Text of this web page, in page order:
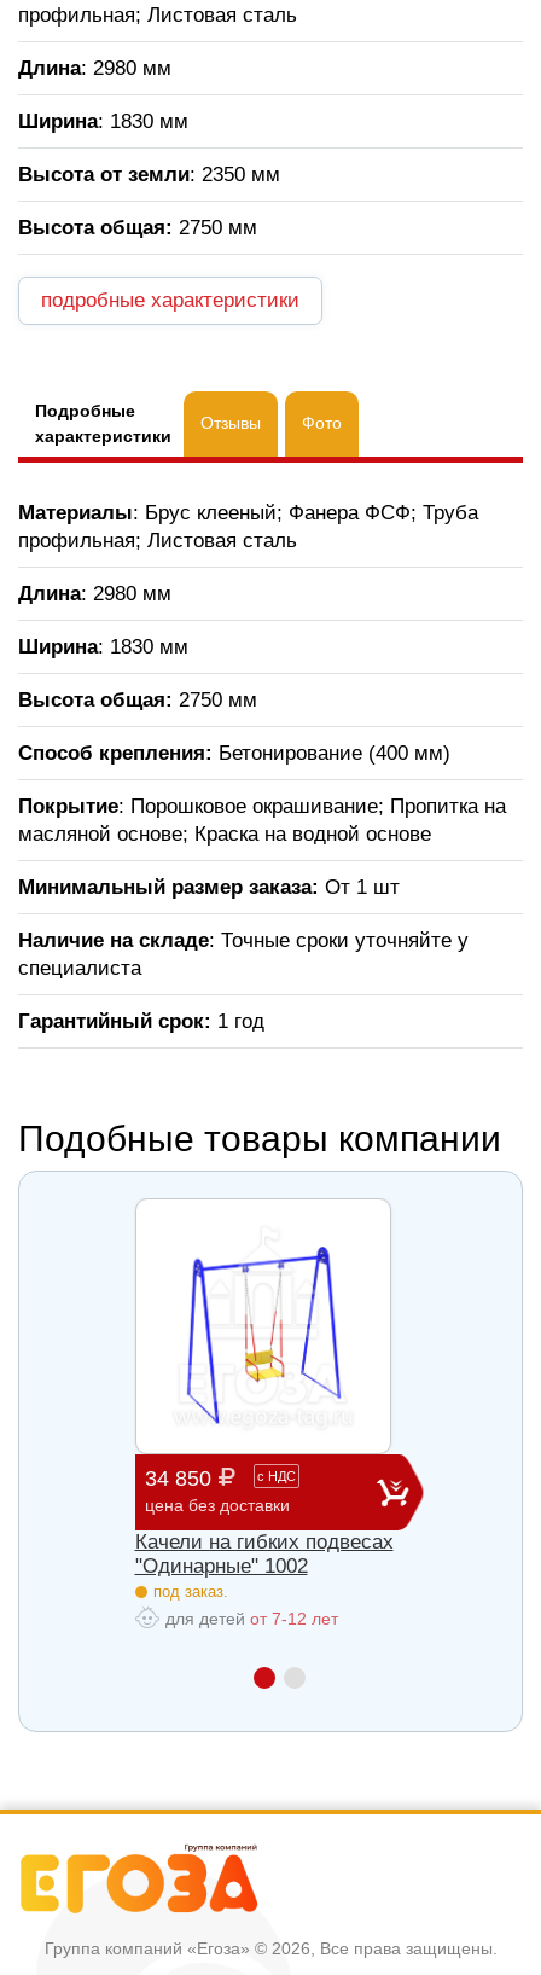
профильная; Листовая сталь
Длина: 2980 мм
Ширина: 1830 мм
Высота от земли: 2350 мм
Высота общая: 2750 мм
подробные характеристики
Подробные
характеристики
Отзывы Фото
Материалы: Брус клееный; Фанера ФСФ; Труба
профильная; Листовая сталь
Длина: 2980 мм
Ширина: 1830 мм
Высота общая: 2750 мм
Способ крепления: Бетонирование (400 мм)
Покрытие: Порошковое окрашивание; Пропитка на
масляной основе; Краска на водной основе
Минимальный размер заказа: От 1 шт
Наличие на складе: Точные сроки уточняйте у
специалиста
Гарантийный срок: 1 год
Подобные товары компании
34 850 с НДС
цена без доставки
Качели на гибких подвесах
"Одинарные" 1002
под заказ.
для детей от 7-12 лет
Группа компаний «Егоза» © 2026, Все права защищены.